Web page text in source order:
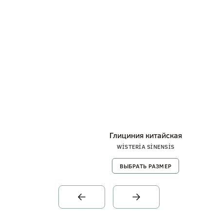
Глициния китайская
WİSTERİA SİNENSİS
ВЫБРАТЬ РАЗМЕР